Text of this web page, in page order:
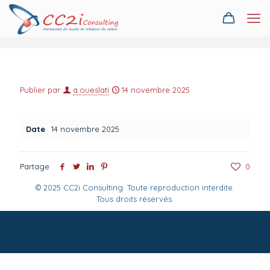
Publier par a.oueslati 14 novembre 2025
Date 14 novembre 2025
Partage 0
© 2025 CC2i Consulting. Toute reproduction interdite.
Tous droits réservés.